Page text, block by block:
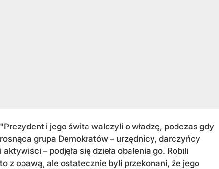
"Prezydent i jego świta walczyli o władzę, podczas gdy
rosnąca grupa Demokratów – urzędnicy, darczyńcy
i aktywiści – podjęła się dzieła obalenia go. Robili
to z obawą, ale ostatecznie byli przekonani, że jego